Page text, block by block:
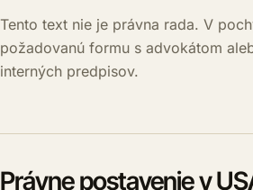
Tento text nie je právna rada. V
požadovanú formu s advokátom
interných predpisov.
Právne postavenie v